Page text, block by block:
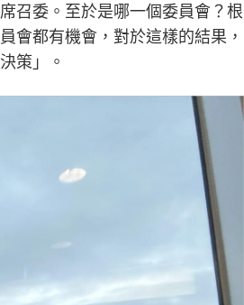
召委。至於是哪一個委員會？根
會都有機會，對於這樣的結果，
策」。